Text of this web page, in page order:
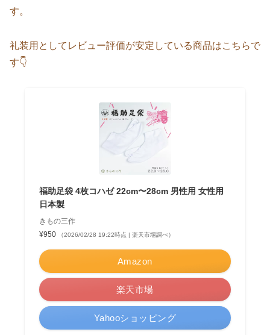
す。
礼装用としてレビュー評価が安定している商品はこちらで
す👇
福助足袋 4枚コハゼ 22cm〜28cm 男性用 女性用
日本製
きもの三作
¥950
（2026/02/28 19:22時点 | 楽天市場調べ）
Amazon
楽天市場
Yahooショッピング